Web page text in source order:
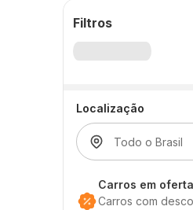
Filtros
Localização
Carros em oferta
Carros com